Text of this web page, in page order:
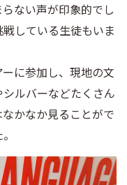
ない声が印象的でし
している生徒もいま
に参加し、現地の文
ルバーなどたくさん
かなか見ることがで